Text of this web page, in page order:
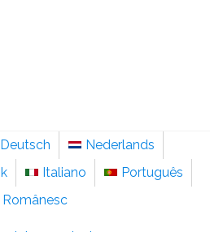
Deutsch
Nederlands
Italiano
Português
Românesc